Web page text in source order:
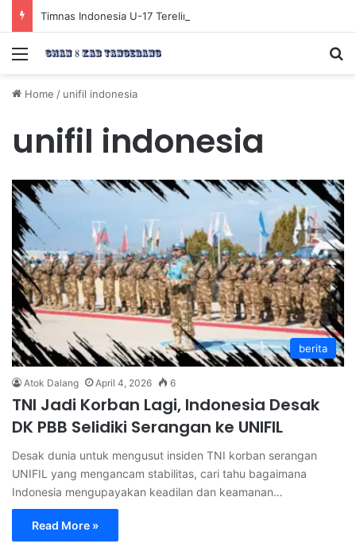
Menu
Home / unifil indonesia
unifil indonesia
berita
Atok Dalang April 4, 2026 6
TNI Jadi Korban Lagi, Indonesia Desak
DK PBB Selidiki Serangan ke UNIFIL
Desak dunia untuk mengusut insiden TNI korban serangan
UNIFIL yang mengancam stabilitas, cari tahu bagaimana
Indonesia mengupayakan keadilan dan keamanan…
Read More »